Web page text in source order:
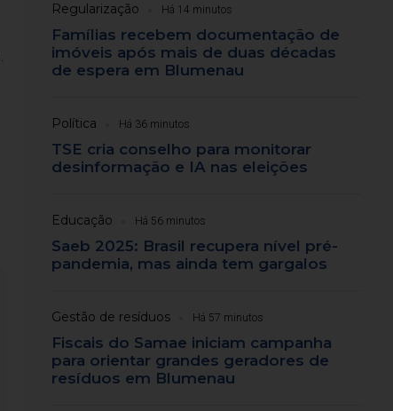
Regularização Há 14 minutos
Famílias recebem documentação de
imóveis após mais de duas décadas
de espera em Blumenau
Política Há 36 minutos
TSE cria conselho para monitorar
desinformação e IA nas eleições
Educação Há 56 minutos
Saeb 2025: Brasil recupera nível pré-
pandemia, mas ainda tem gargalos
Gestão de resíduos Há 57 minutos
Fiscais do Samae iniciam campanha
para orientar grandes geradores de
resíduos em Blumenau